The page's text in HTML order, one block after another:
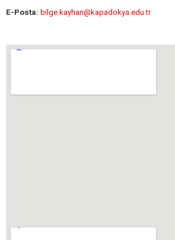
E-Posta: bilge.kayhan@kapadokya.edu.tr